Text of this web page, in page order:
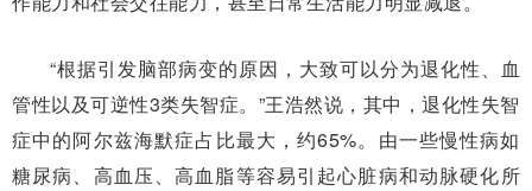
“根据引发脑部病变的原因，大致可以分为退化性、血
管性以及可逆性3类失智症。”王浩然说，其中，退化性失智
症中的阿尔兹海默症占比最大，约65%。由一些慢性病如
糖尿病、高血压、高血脂等容易引起心脏病和动脉硬化所